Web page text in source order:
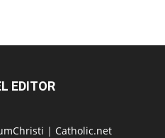
EDITOR
| Catholic.net